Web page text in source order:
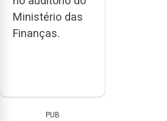
Ministério das
Finanças.
PUB